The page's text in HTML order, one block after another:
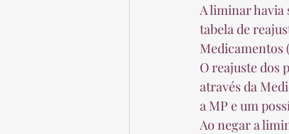
A liminar havia
tabela de
Medicamentos
O reajuste dos
através da
a MP e um
Ao negar a